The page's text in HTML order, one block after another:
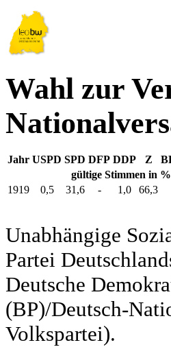
Wahl zur
Jahr USPD SPD DFP DDP Z
gültige Stimmen in %
1919
0,5 31,6 - 1,0 66,3
Unabhängige
Partei
Deutsche
(BP)/Deutsch-
Volkspartei).